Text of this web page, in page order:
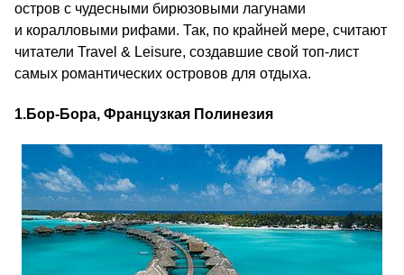
остров с чудесными бирюзовыми лагунами
и коралловыми рифами. Так, по крайней мере, считают
читатели Travel & Leisure, создавшие свой топ-лист
самых романтических островов для отдыха.
1.Бор-Бора, Французкая Полинезия